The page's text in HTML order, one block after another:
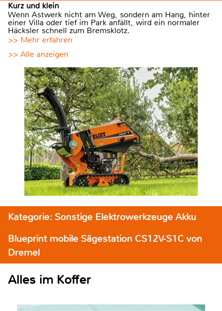
Kurz und klein
Wenn Astwerk nicht am Weg, sondern am Hang, hinter
einer Villa oder tief im Park anfällt, wird ein normaler
Häcksler schnell zum Bremsklotz.
>> Mehr erfahren
>> Alle anzeigen
Kategorie: Sonstige Elektrowerkzeuge Akku
Blueprint mobile Sägestation CS12V-S1C von
Dremel
Alles im Koffer